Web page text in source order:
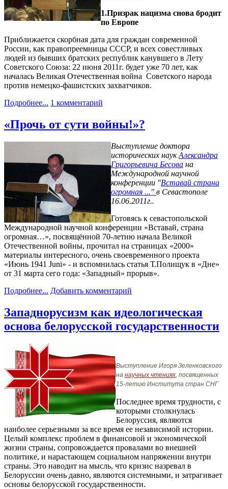
1.Призрак нацизма снова бродит
по Европе
Приближается скорбная дата для граждан современной
России, как правопреемницы СССР, и всех совестливых
людей из бывших братских республик канувшего в Лету
Советского Союза: 22 июня 2011г. будет уже 70 лет, как
началась Великая Отечественная война Советского народа
против немецко-фашистских захватчиков.
Подробнее... 1 комментарий
«Прочь от сути войны!»?
Выступление доктора
исторических наукАлександра
Григорьевича Бесова на
Международной научной
конференции "Вставай страна
огромная ..." в Севастополе
16.06.2011г..
Готовясь к севастопольской
Международной научной конференции «Вставай, страна
огромная…», посвящённой 70-летию начала Великой
Отечественной войны, прочитал на страницах «2000»
материалы интересного, очень своевременного проекта
«Июнь 1941 Juni» - и вспомнилась статья Т.Полищук в «Дне»
от 31 марта сего года: «Западный» прорыв».
Подробнее... Добавить комментарий
Западнорусизм как идеологическая
основа белорусской государственности
Выступление Игоря Зеленковского
на научных чтениях , посвященных
15-летию Института стран СНГ
Последнее время трудности, с
которыми столкнулась
Белоруссия, являются
наиболее серьезными за все время ее независимой истории.
Целый комплекс проблем в финансовой и экономической
жизни страны, сопровождается провалами во внешней
политике, и нарастающем социальном напряжении внутри
страны. Это наводит на мысль, что кризис назревал в
Белоруссии очень давно, являются системными, и затрагивает
основы белорусской государственности.